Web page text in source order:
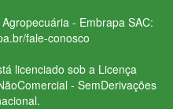
- Embrapa SAC:
fale-conosco
licenciado sob a Licença
- SemDerivações